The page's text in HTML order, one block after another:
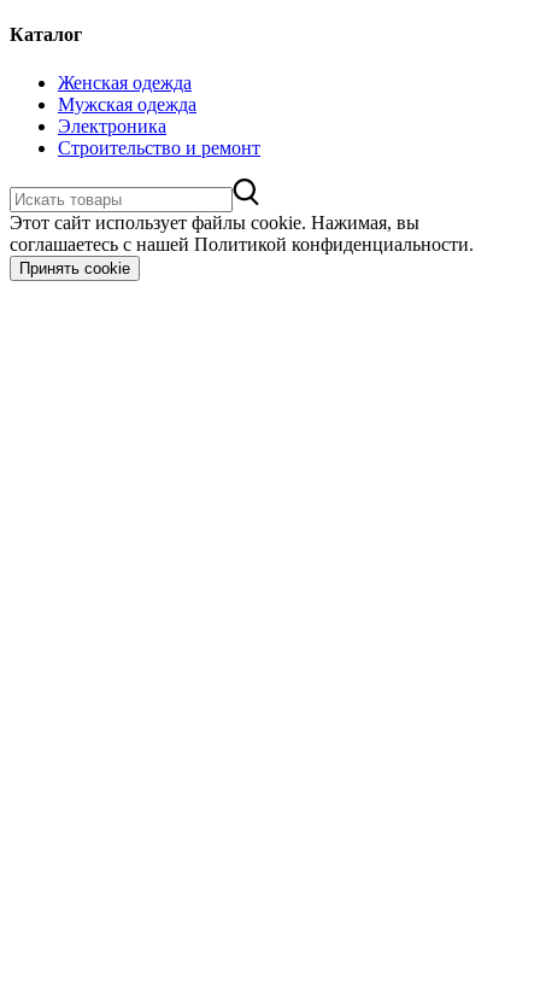
Каталог
Женская одежда
Мужская одежда
Электроника
Строительство и ремонт
Этот сайт использует файлы cookie. Нажимая, вы
соглашаетесь с нашей Политикой конфиденциальности.
Принять cookie